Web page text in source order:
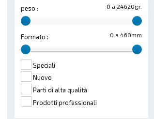
0 a 24620gr.
peso :
0 a 460mm
Formato :
Speciali
Nuovo
Parti di alta qualità
Prodotti professionali